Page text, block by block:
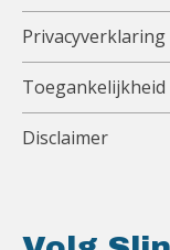
Privacyverklaring
Toegankelijkheid
Disclaimer